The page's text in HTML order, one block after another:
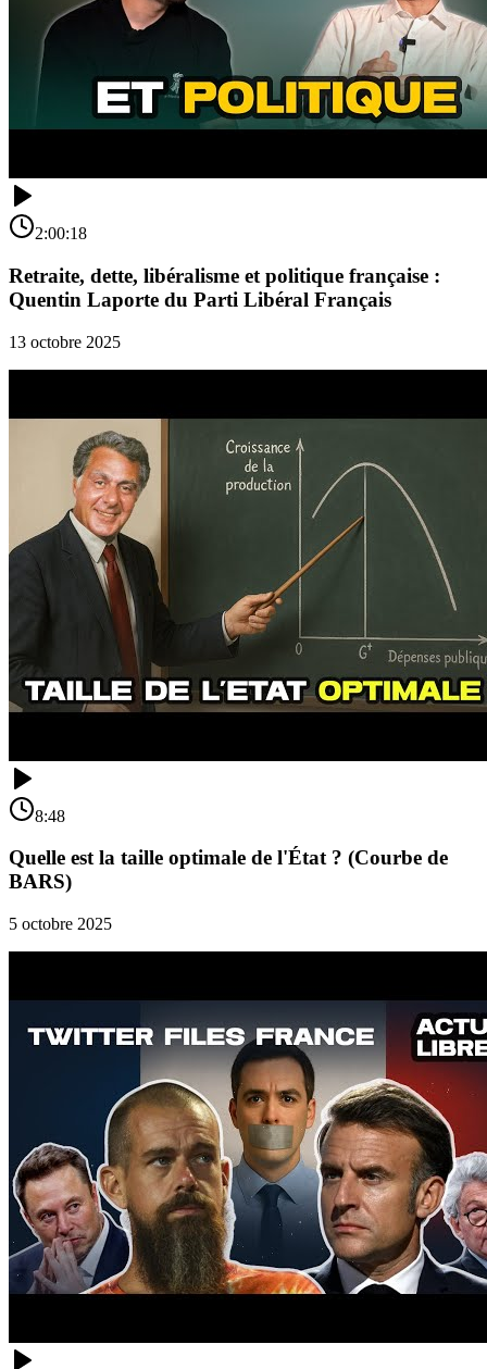
2:00:18
Retraite, dette, libéralisme et politique française :
Quentin Laporte du Parti Libéral Français
13 octobre 2025
8:48
Quelle est la taille optimale de l'État ? (Courbe de
BARS)
5 octobre 2025